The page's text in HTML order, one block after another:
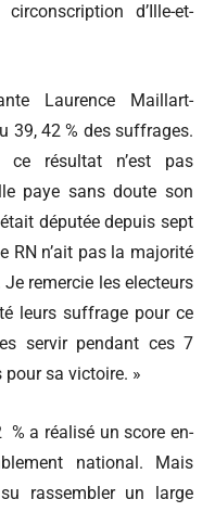
d’Ille-et-
Laurence Maillart-
39, 42 % des suffrages.
ce résultat n’est pas
paye sans doute son
députée depuis sept
RN n’ait pas la majorité
remercie les electeurs
leurs suffrage pour ce
servir pendant ces 7
sa victoire. »
% a réalisé un score en-
national. Mais
rassembler un large